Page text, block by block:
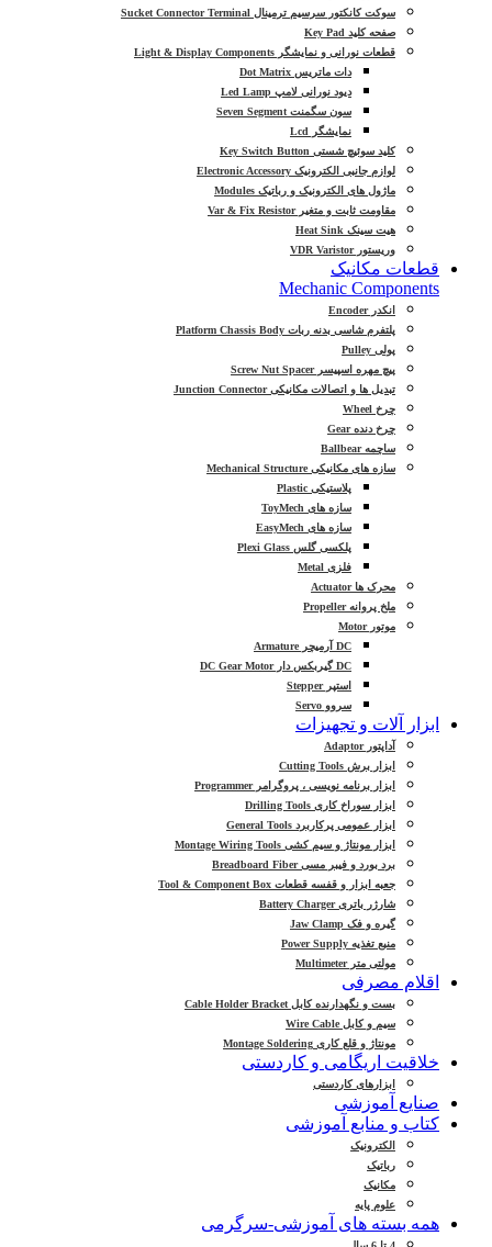
سوکت کانکتور سرسیم ترمینال Sucket Connector Terminal
صفحه کلید Key Pad
قطعات نورانی و نمایشگر Light & Display Components
دات ماتریس Dot Matrix
دیود نورانی لامپ Led Lamp
سون سگمنت Seven Segment
نمایشگر Lcd
کلید سوئیچ شستی Key Switch Button
لوازم جانبی الکترونیک Electronic Accessory
ماژول های الکترونیک و رباتیک Modules
مقاومت ثابت و متغیر Var & Fix Resistor
هیت سینک Heat Sink
وریستور VDR Varistor
قطعات مکانیک
Mechanic Components
انکدر Encoder
پلتفرم شاسی بدنه ربات Platform Chassis Body
پولی Pulley
پیچ مهره اسپیسر Screw Nut Spacer
تبدیل ها و اتصالات مکانیکی Junction Connector
چرخ Wheel
چرخ دنده Gear
ساچمه Ballbear
سازه های مکانیکی Mechanical Structure
پلاستیکی Plastic
سازه های ToyMech
سازه های EasyMech
پلکسی گلس Plexi Glass
فلزی Metal
محرک ها Actuator
ملخ پروانه Propeller
موتور Motor
DC آرمیچر Armature
DC گیربکس دار DC Gear Motor
استپر Stepper
سروو Servo
ابزار آلات و تجهیزات
آداپتور Adaptor
ابزار برش Cutting Tools
ابزار برنامه نویسی ، پروگرامر Programmer
ابزار سوراخ کاری Drilling Tools
ابزار عمومی پرکاربرد General Tools
ابزار مونتاژ و سیم کشی Montage Wiring Tools
برد بورد و فیبر مسی Breadboard Fiber
جعبه ابزار و قفسه قطعات Tool & Component Box
شارژر باتری Battery Charger
گیره و فک Jaw Clamp
منبع تغذیه Power Supply
مولتی متر Multimeter
اقلام مصرفی
بست و نگهدارنده کابل Cable Holder Bracket
سیم و کابل Wire Cable
مونتاژ و قلع کاری Montage Soldering
خلاقیت اریگامی و کاردستی
ابزارهای کاردستی
صنایع آموزشی
کتاب و منابع آموزشی
الکترونیک
رباتیک
مکانیک
علوم پایه
همه بسته های آموزشی-سرگرمی